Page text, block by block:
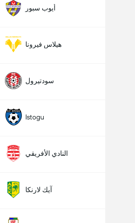
أيوب سبور
هيلاس فيرونا
سودتيرول
Istogu
النادي الأفريقي
آيك لارنكا